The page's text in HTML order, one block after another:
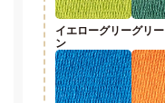
イエローグリー
ン
グリ